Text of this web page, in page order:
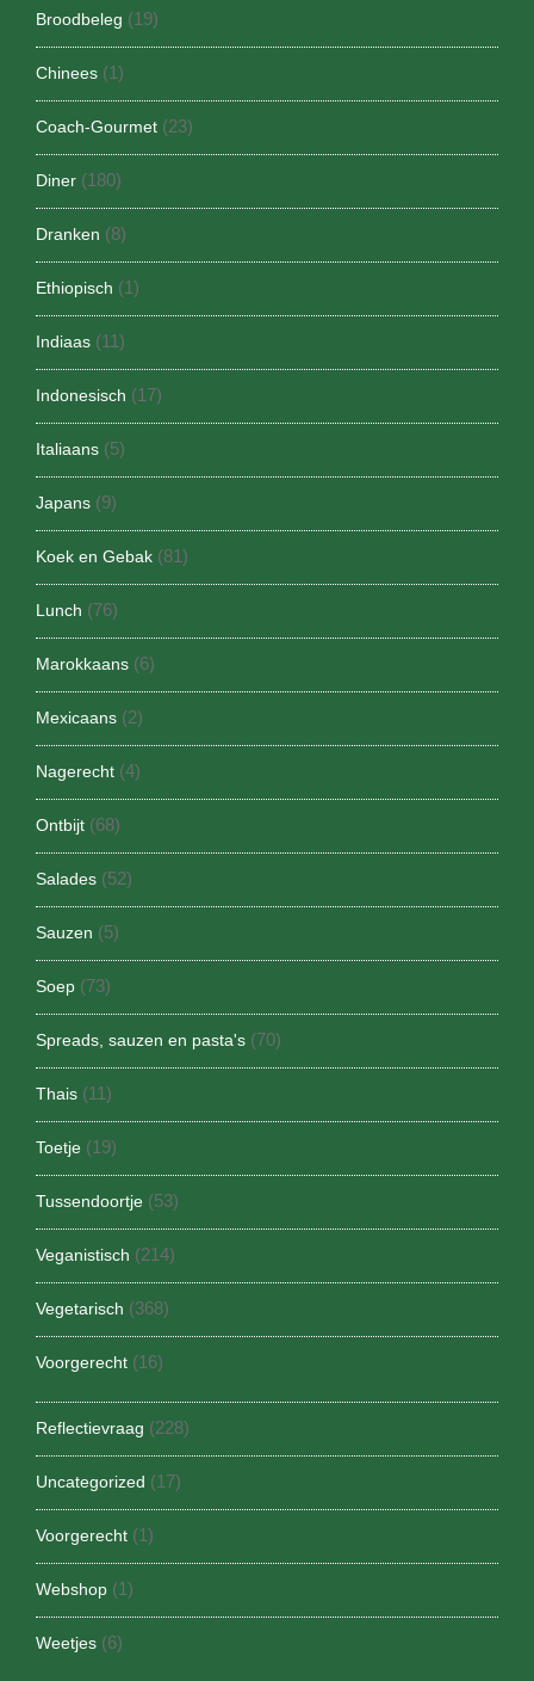
Broodbeleg (19)
Chinees (1)
Coach-Gourmet (23)
Diner (180)
Dranken (8)
Ethiopisch (1)
Indiaas (11)
Indonesisch (17)
Italiaans (5)
Japans (9)
Koek en Gebak (81)
Lunch (76)
Marokkaans (6)
Mexicaans (2)
Nagerecht (4)
Ontbijt (68)
Salades (52)
Sauzen (5)
Soep (73)
Spreads, sauzen en pasta's (70)
Thais (11)
Toetje (19)
Tussendoortje (53)
Veganistisch (214)
Vegetarisch (368)
Voorgerecht (16)
Reflectievraag (228)
Uncategorized (17)
Voorgerecht (1)
Webshop (1)
Weetjes (6)